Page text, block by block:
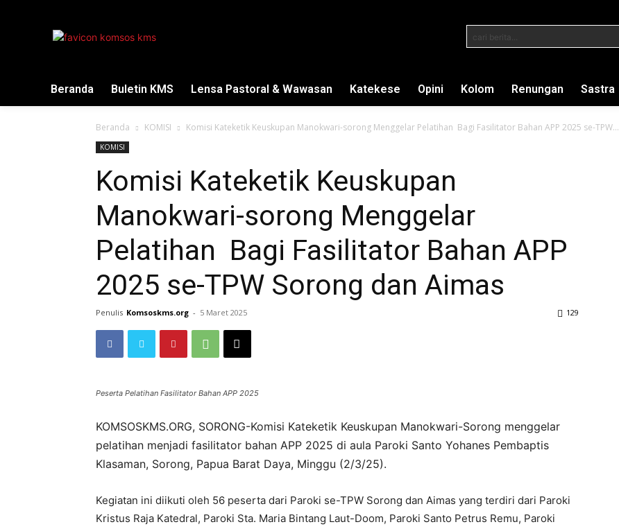
cari berita...
Beranda Buletin KMS Lensa Pastoral & Wawasan Katekese Opini Kolom Renungan Sastra
Beranda KOMISI Komisi Kateketik Keuskupan Manokwari-sorong Menggelar Pelatihan Bagi Fasilitator Bahan APP 2025 se-TPW...
KOMISI
Komisi Kateketik Keuskupan
Manokwari-sorong Menggelar
Pelatihan Bagi Fasilitator Bahan APP
2025 se-TPW Sorong dan Aimas
Penulis Komsoskms.org - 5 Maret 2025 129
Peserta Pelatihan Fasilitator Bahan APP 2025
KOMSOSKMS.ORG, SORONG-Komisi Kateketik Keuskupan Manokwari-Sorong menggelar
pelatihan menjadi fasilitator bahan APP 2025 di aula Paroki Santo Yohanes Pembaptis
Klasaman, Sorong, Papua Barat Daya, Minggu (2/3/25).
Kegiatan ini diikuti oleh 56 peserta dari Paroki se-TPW Sorong dan Aimas yang terdiri dari Paroki
Kristus Raja Katedral, Paroki Sta. Maria Bintang Laut-Doom, Paroki Santo Petrus Remu, Paroki